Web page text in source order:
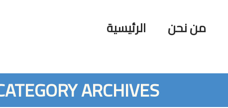
الرئيسية من نحن
ARCHIVES